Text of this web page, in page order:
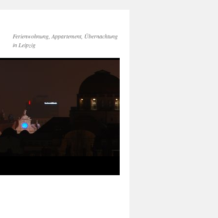
Ferienwohnung, Appartement, Übernachtung
in Leipzig